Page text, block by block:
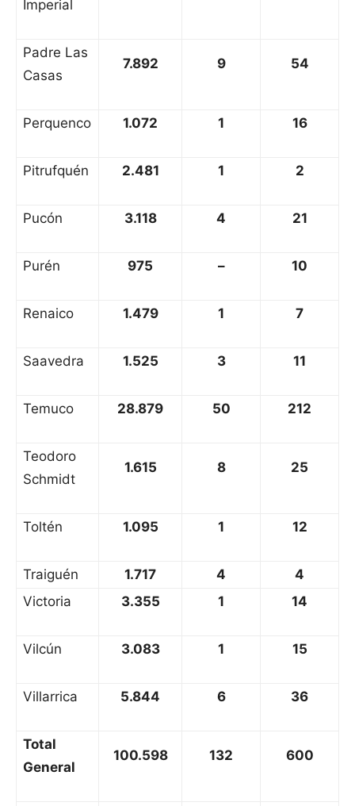
Imperial
Padre Las
Casas
7.892 9 54
Perquenco 1.072 1 16
Pitrufquén 2.481 1 2
Pucón 3.118 4 21
Purén 975 – 10
Renaico 1.479 1 7
Saavedra 1.525 3 11
Temuco 28.879 50 212
Teodoro
Schmidt
1.615 8 25
Toltén 1.095 1 12
Traiguén 1.717 4
4
Victoria
3.355 1 14
Vilcún 3.083 1 15
Villarrica 5.844 6 36
Total
General
100.598 132 600